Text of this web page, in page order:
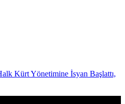
Kürt Yönetimine İsyan Başlattı,